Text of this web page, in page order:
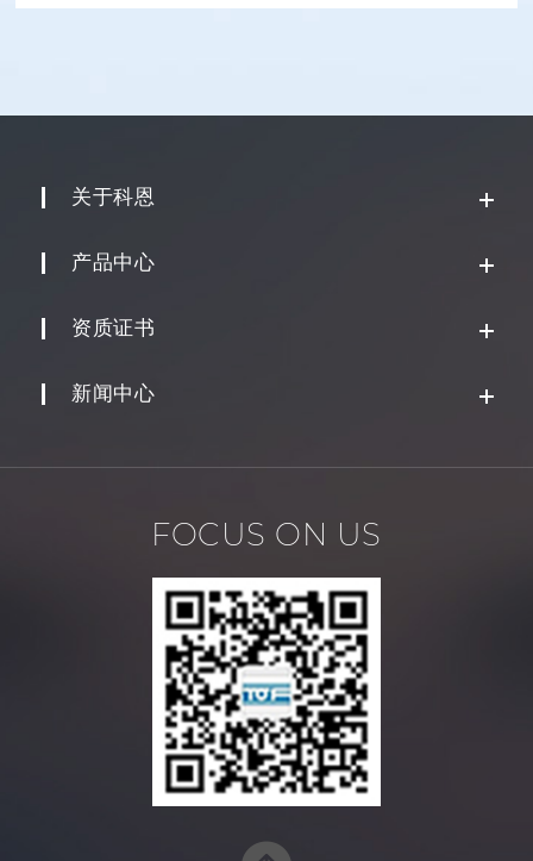
关于科恩
产品中心
资质证书
新闻中心
FOCUS ON US